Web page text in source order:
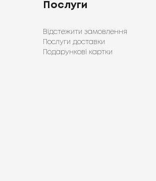
Послуги
Відстежити замовлення
Послуги доставки
Подарункові картки